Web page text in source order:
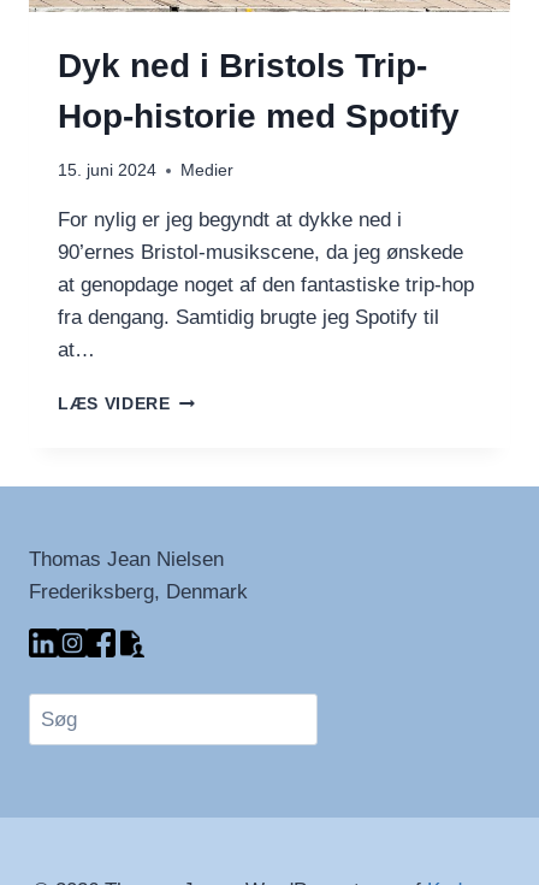
Dyk ned i Bristols Trip-
Hop-historie med Spotify
15. juni 2024 Medier
For nylig er jeg begyndt at dykke ned i
90’ernes Bristol-musikscene, da jeg ønskede
at genopdage noget af den fantastiske trip-hop
fra dengang. Samtidig brugte jeg Spotify til
at…
LÆS VIDEREDYK
HISTORIE
SPOTIFY
Thomas Jean Nielsen
Frederiksberg, Denmark
Søg